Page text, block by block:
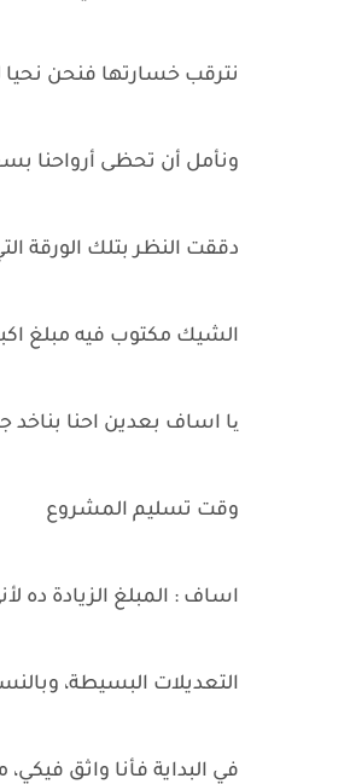
نترقب خسارتها فنحن نحيا
ونأمل أن تحظى أرواحنا
دققت النظر بتلك الورقة
الشيك مكتوب فيه مبلغ
یا اساف بعدين احنا بناخد
وقت تسليم المشروع
اساف : المبلغ الزيادة
التعديلات البسيطة،
في البداية فأنا واثق